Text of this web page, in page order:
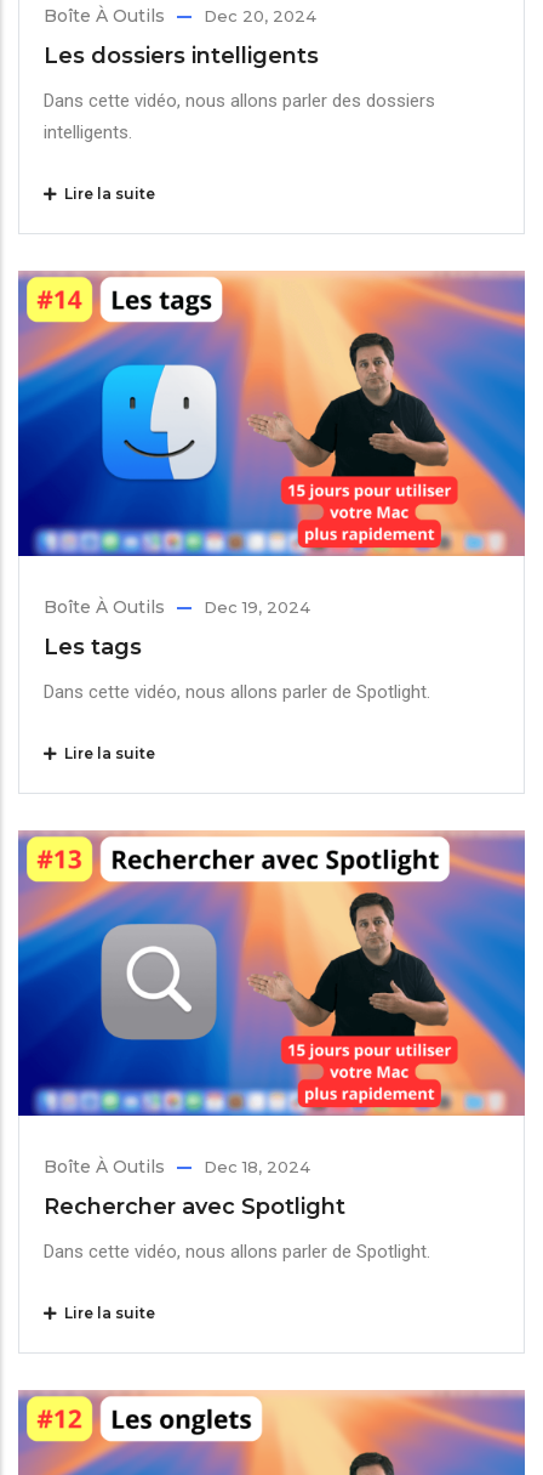
Boîte À Outils Dec 20, 2024
Les dossiers intelligents
Dans cette vidéo, nous allons parler des dossiers
intelligents.
Lire la suite
Boîte À Outils Dec 19, 2024
Les tags
Dans cette vidéo, nous allons parler de Spotlight.
Lire la suite
Boîte À Outils Dec 18, 2024
Rechercher avec Spotlight
Dans cette vidéo, nous allons parler de Spotlight.
Lire la suite